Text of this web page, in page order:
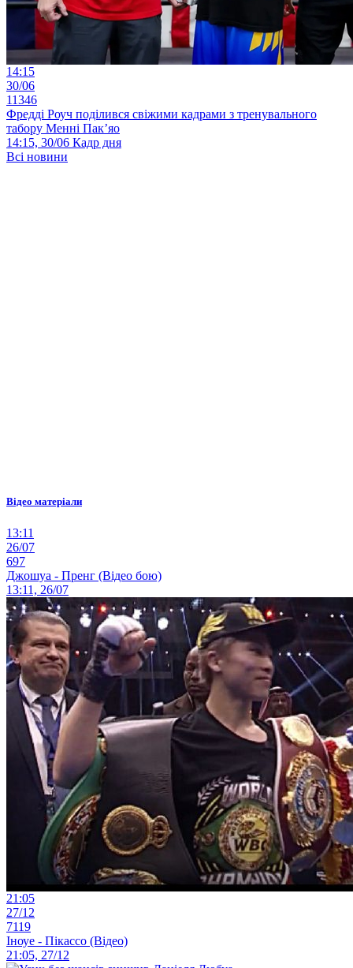
14:15
30/06
11346
Фредді Роуч поділився свіжими кадрами з тренувального
табору Менні Пак’яо
14:15, 30/06 Кадр дня
Всі новини
Відео матеріали
13:11
26/07
697
Джошуа - Пренг (Відео бою)
13:11, 26/07
21:05
27/12
7119
Іноуе - Пікассо (Відео)
21:05, 27/12